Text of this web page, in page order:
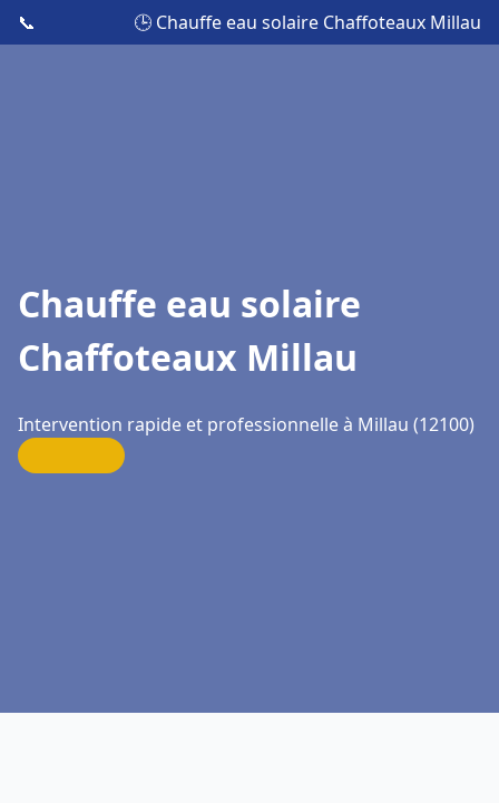
📞 🕒 Chauffe eau solaire Chaffoteaux Millau
Chauffe eau solaire
Chaffoteaux Millau
Intervention rapide et professionnelle à Millau (12100)